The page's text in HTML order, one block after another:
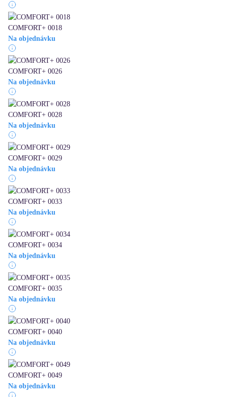
COMFORT+ 0018
Na objednávku
COMFORT+ 0026
Na objednávku
COMFORT+ 0028
Na objednávku
COMFORT+ 0029
Na objednávku
COMFORT+ 0033
Na objednávku
COMFORT+ 0034
Na objednávku
COMFORT+ 0035
Na objednávku
COMFORT+ 0040
Na objednávku
COMFORT+ 0049
Na objednávku